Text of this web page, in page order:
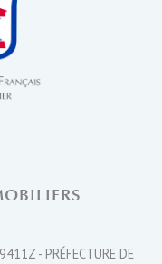
- PRÉFECTURE DE